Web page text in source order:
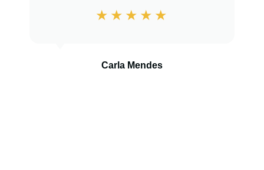
Carla Mendes